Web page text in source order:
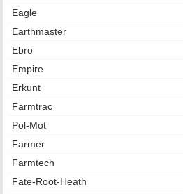
Eagle
Earthmaster
Ebro
Empire
Erkunt
Farmtrac
Pol-Mot
Farmer
Farmtech
Fate-Root-Heath